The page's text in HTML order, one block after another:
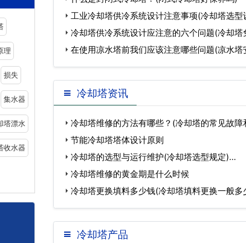
理
损失
集水器
塔漂水
收水器
工业冷却塔供冷系统设计注意事项(冷却塔选
冷却塔供冷系统设计应注意的六个问题(冷却塔
在使用凉水塔前我们应该注意哪些问题(凉水塔
冷却塔资讯
冷却塔维修的方法有哪些？(冷却塔的常见故
节能冷却塔塔体设计原则
冷却塔的选型与运行维护(冷却塔选型规定)…
冷却塔维修的黄金期是什么时候
冷却塔更换填料多少钱(冷却塔填料更换一般
冷却塔产品